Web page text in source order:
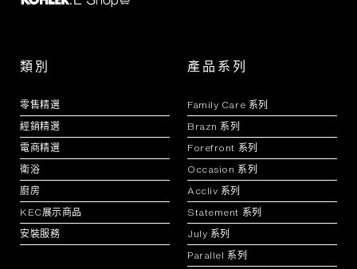
類別
零售精選
經銷精選
電商精選
衛浴
廚房
KEC展示商品
安裝服務
產品系列
Family Care 系列
Brazn 系列
Forefront 系列
Occasion 系列
Accliv 系列
Statement 系列
July 系列
Parallel 系列